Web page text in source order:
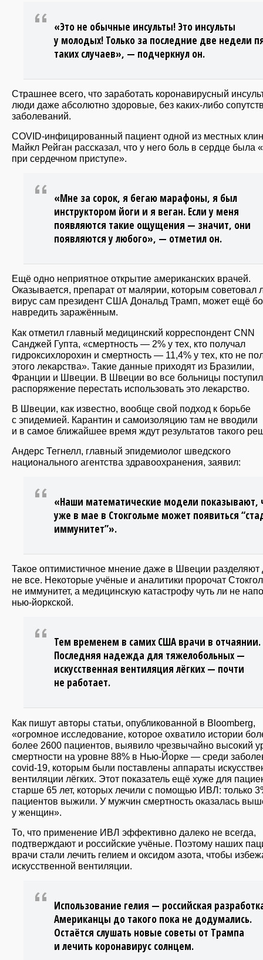
«Это не обычные инсульты! Это инсульты
у молодых! Только за последние две недели
таких случаев», — подчеркнул он.
Страшнее всего, что заработать коронавирусный
люди даже абсолютно здоровые, без каких-либо
заболеваний.
COVID-инфицированный пациент одной из местных
Майкл Рейган рассказал, что у него боль в сердце была
при сердечном приступе».
«Мне за сорок, я бегаю марафоны, я был
инструктором йоги и я веган. Если у меня
появляются такие ощущения — значит, они
появляются у любого», — отметил он.
Ещё одно неприятное открытие американских врачей.
Оказывается, препарат от малярии, которым советовал
вирус сам президент США Дональд Трамп, может ещё
навредить заражённым.
Как отметил главный медицинский корреспондент CNN
Санджей Гупта, «смертность — 2% у тех, кто получал
гидроксихлорохин и смертность — 11,4% у тех, кто не
этого лекарства». Такие данные приходят из Бразилии,
Франции и Швеции. В Швеции во все больницы
распоряжение перестать использовать это лекарство.
В Швеции, как известно, вообще свой подход к борьбе
с эпидемией. Карантин и самоизоляцию там не вводили
и в самое ближайшее время ждут результатов такого
Андерс Тегнелл, главный эпидемиолог шведского
национального агентства здравоохранения, заявил:
«Наши математические модели показывают,
уже в мае в Стокгольме может появиться
иммунитет”».
Такое оптимистичное мнение даже в Швеции разделяют
не все. Некоторые учёные и аналитики пророчат
не иммунитет, а медицинскую катастрофу чуть ли не
нью-йоркской.
Тем временем в самих США врачи в отчаянии.
Последняя надежда для тяжелобольных —
искусственная вентиляция лёгких — почти
не работает.
Как пишут авторы статьи, опубликованной в Bloomberg,
«огромное исследование, которое охватило истории
более 2600 пациентов, выявило чрезвычайно высокий
смертности на уровне 88% в Нью-Йорке — среди
covid-19, которым были поставлены аппараты
вентиляции лёгких. Этот показатель ещё хуже для
старше 65 лет, которых лечили с помощью ИВЛ: только
пациентов выжили. У мужчин смертность оказалась
у женщин».
То, что применение ИВЛ эффективно далеко не всегда,
подтверждают и российские учёные. Поэтому наших
врачи стали лечить гелием и оксидом азота, чтобы
искусственной вентиляции.
Использование гелия — российская
Американцы до такого пока не додумались.
Остаётся слушать новые советы от Трампа
и лечить коронавирус солнцем.